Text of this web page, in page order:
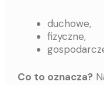
duchowe,
fizyczne,
Co to oznacza?